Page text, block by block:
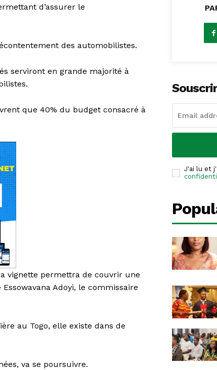
d’assurer le
des automobilistes.
serviront en grande majorité à
que 40% du budget consacré à
vignette permettra de couvrir une
Adoyi, le commissaire
au Togo, elle existe dans de
va se poursuivre.
J'ai lu et